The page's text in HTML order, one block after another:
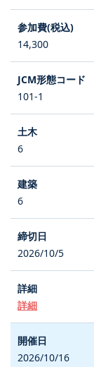
14,300
101-1
6
6
2026/10/5
詳細
2026/10/16